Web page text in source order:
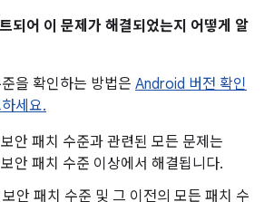
되어 이 문제가 해결되었는지 어떻게 알
을 확인하는 방법은 Android 버전 확인
세요.
안 패치 수준과 관련된 모든 문제는
안 패치 수준 이상에서 해결됩니다.
안 패치 수준 및 그 이전의 모든 패치 수